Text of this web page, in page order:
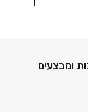
ומבצעים